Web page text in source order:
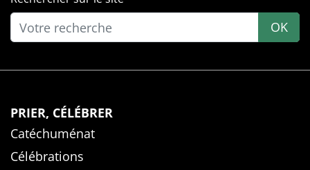
OK
PRIER, CÉLÉBRER
Catéchuménat
Célébrations